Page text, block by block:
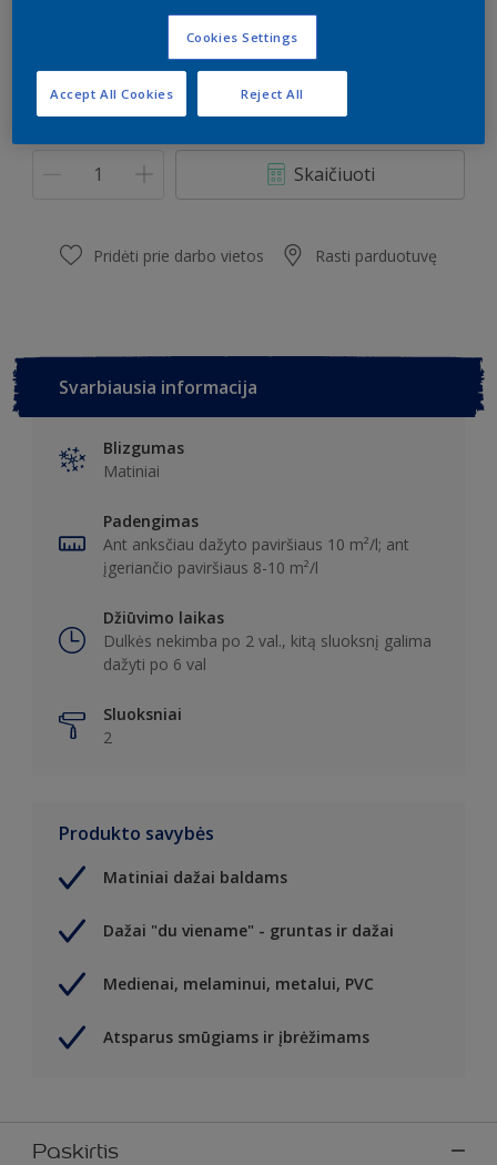
0.5 l 2.5 l
Skaičiuoti
Pridėti prie darbo vietos Rasti parduotuvę
Svarbiausia informacija
Blizgumas
Matiniai
Padengimas
Ant anksčiau dažyto paviršiaus 10 m²/l; ant
įgeriančio paviršiaus 8-10 m²/l
Džiūvimo laikas
Dulkės nekimba po 2 val., kitą sluoksnį galima
dažyti po 6 val
Sluoksniai
2
Produkto savybės
Matiniai dažai baldams
Dažai "du viename" - gruntas ir dažai
Medienai, melaminui, metalui, PVC
Atsparus smūgiams ir įbrėžimams
Paskirtis
Cookies Settings
Reject All
Accept All Cookies